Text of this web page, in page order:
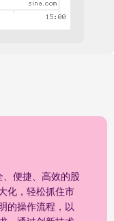
便捷、高效的股
化，轻松抓住市
的操作流程，以